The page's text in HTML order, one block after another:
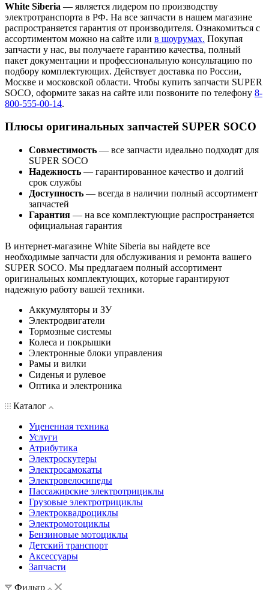
White Siberia — является лидером по производству
электротранспорта в РФ. На все запчасти в нашем магазине
распространяется гарантия от производителя. Ознакомиться с
ассортиментом можно на сайте или в шоурумах. Покупая
запчасти у нас, вы получаете гарантию качества, полный
пакет документации и профессиональную консультацию по
подбору комплектующих. Действует доставка по России,
Москве и московской области. Чтобы купить запчасти SUPER
SOCO, оформите заказ на сайте или позвоните по телефону 8-
800-555-00-14.
Плюсы оригинальных запчастей SUPER SOCO
Совместимость — все запчасти идеально подходят для
SUPER SOCO
Надежность — гарантированное качество и долгий
срок службы
Доступность — всегда в наличии полный ассортимент
запчастей
Гарантия — на все комплектующие распространяется
официальная гарантия
В интернет-магазине White Siberia вы найдете все
необходимые запчасти для обслуживания и ремонта вашего
SUPER SOCO. Мы предлагаем полный ассортимент
оригинальных комплектующих, которые гарантируют
надежную работу вашей техники.
Аккумуляторы и ЗУ
Электродвигатели
Тормозные системы
Колеса и покрышки
Электронные блоки управления
Рамы и вилки
Сиденья и рулевое
Оптика и электроника
Каталог
Уцененная техника
Услуги
Атрибутика
Электроскутеры
Электросамокаты
Электровелосипеды
Пассажирские электротрициклы
Грузовые электротрициклы
Электроквадроциклы
Электромотоциклы
Бензиновые мотоциклы
Детский транспорт
Аксессуары
Запчасти
Фильтр